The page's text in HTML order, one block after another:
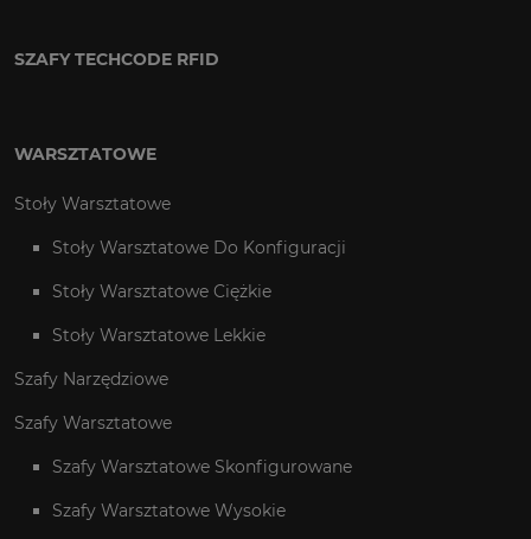
SZAFY TECHCODE RFID
WARSZTATOWE
Stoły Warsztatowe
Stoły Warsztatowe Do Konfiguracji
Stoły Warsztatowe Ciężkie
Stoły Warsztatowe Lekkie
Szafy Narzędziowe
Szafy Warsztatowe
Szafy Warsztatowe Skonfigurowane
Szafy Warsztatowe Wysokie